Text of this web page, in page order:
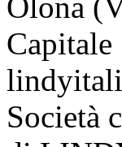
Olona
Società